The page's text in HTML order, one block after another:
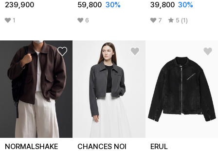
239,900
1
59,800 30%
6
39,800 30%
7 5 (1)
NORMALSHAKE
CHANCES NOI
ERUL